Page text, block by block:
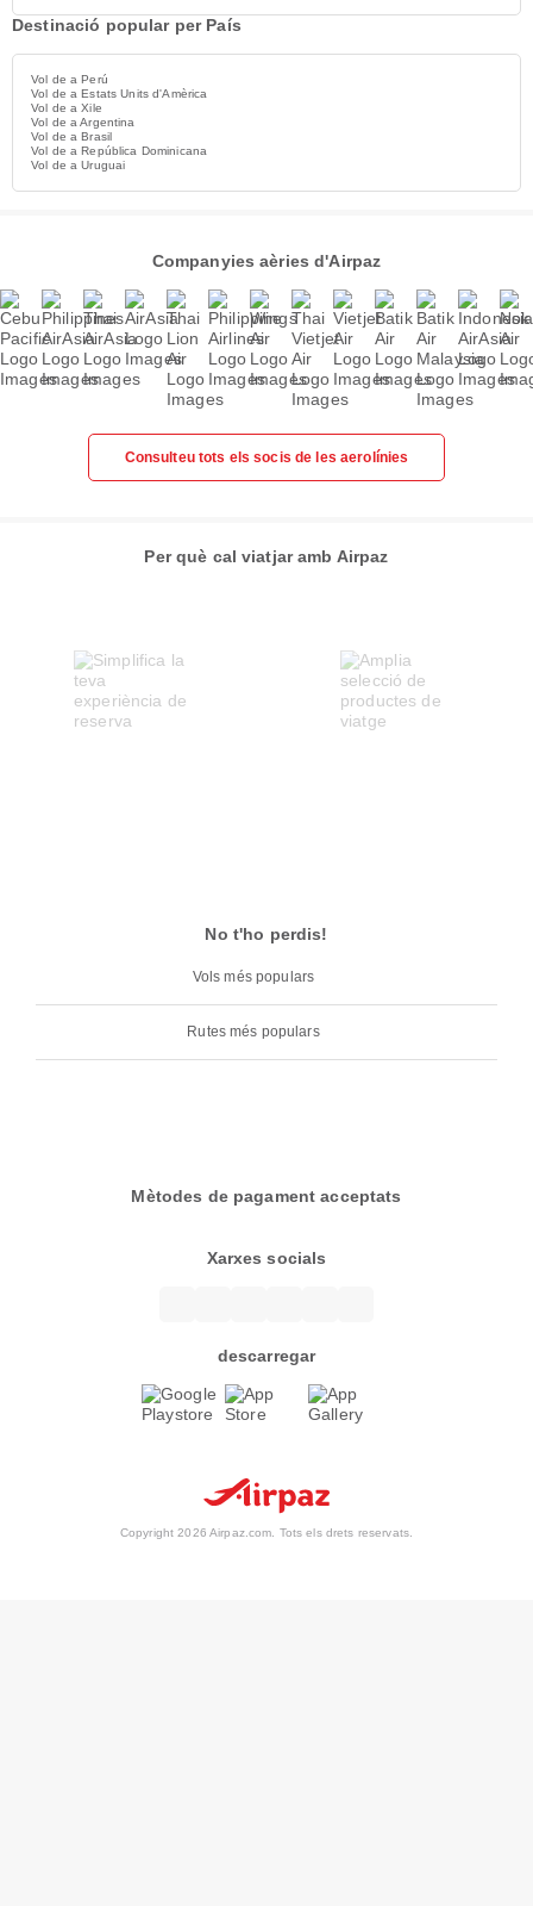
Destinació popular per País
Vol de a Perú
Vol de a Estats Units d'Amèrica
Vol de a Xile
Vol de a Argentina
Vol de a Brasil
Vol de a República Dominicana
Vol de a Uruguai
Companyies aèries d'Airpaz
Consulteu tots els socis de les aerolínies
Per què cal viatjar amb Airpaz
No t'ho perdis!
Vols més populars
Rutes més populars
Mètodes de pagament acceptats
Xarxes socials
descarregar
Copyright 2026 Airpaz.com. Tots els drets reservats.